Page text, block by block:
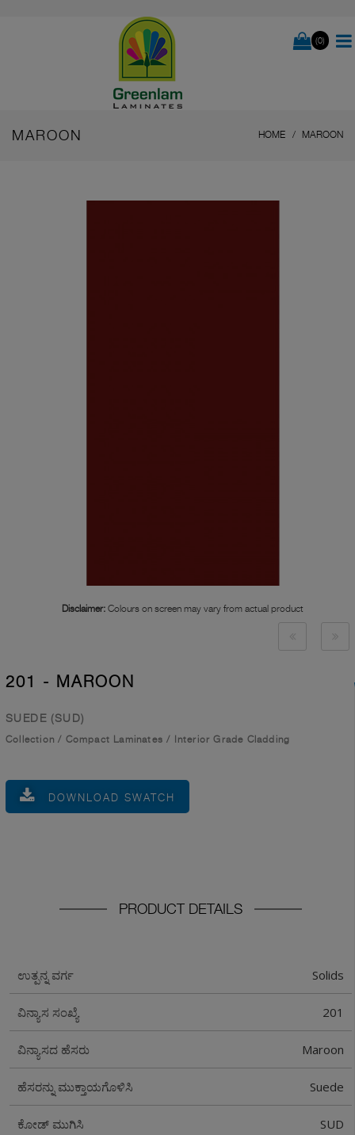
(0)
MAROON HOME MAROON
Disclaimer: Colours on screen may vary from actual product
201 - MAROON
SUEDE (SUD)
Collection / Compact Laminates / Interior Grade Cladding
DOWNLOAD SWATCH
PRODUCT DETAILS
ಉತ್ಪನ್ನ ವರ್ಗ Solids
ವಿನ್ಯಾಸ ಸಂಖ್ಯೆ 201
ವಿನ್ಯಾಸದ ಹೆಸರು Maroon
ಹೆಸರನ್ನು ಮುಕ್ತಾಯಗೊಳಿಸಿ Suede
ಕೋಡ್ ಮುಗಿಸಿ SUD